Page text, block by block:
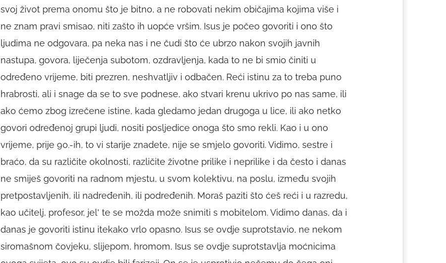
svoj život prema onomu što je bitno, a ne robovati nekim običajima kojima više i
ne znam pravi smisao, niti zašto ih uopće vršim. Isus je počeo govoriti i ono što
ljudima ne odgovara, pa neka nas i ne čudi što će ubrzo nakon svojih javnih
nastupa, govora, liječenja subotom, ozdravljenja, kada to ne bi smio činiti u
određeno vrijeme, biti prezren, neshvatljiv i odbačen. Reći istinu za to treba puno
hrabrosti, ali i snage da se to sve podnese, ako stvari krenu ukrivo po nas same, ili
ako ćemo zbog izrečene istine, kada gledamo jedan drugoga u lice, ili ako netko
govori određenoj grupi ljudi, nositi posljedice onoga što smo rekli. Kao i u ono
vrijeme, prije 90.-ih, to vi starije znadete, nije se smjelo govoriti. Vidimo, sestre i
braćo, da su različite okolnosti, različite životne prilike i neprilike i da često i danas
ne smiješ govoriti na radnom mjestu, u svom kolektivu, na poslu, između svojih
pretpostavljenih, ili nadređenih, ili podređenih. Moraš paziti što ćeš reći i u razredu,
kao učitelj, profesor, jel' te se možda može snimiti s mobitelom. Vidimo danas, da i
danas je govoriti istinu itekako vrlo opasno. Isus se ovdje suprotstavio, ne nekom
siromašnom čovjeku, slijepom, hromom, Isus se ovdje suprotstavlja moćnicima